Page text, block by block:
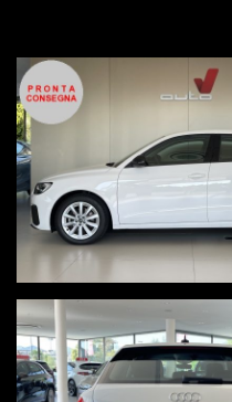
sedili anteriori riscaldati
cruise control adattivo
limitatore di velocità
controllo elettronico della
Audi pre sense
sensori luce e pioggia
bracciolo anteriore
OFFERTA ABBINATA A
Per ulteriori informazioni,
Condizioni chiare, certe e
Permutiamo o rottamiamo il tuo
Consegna a domicilio in tutta